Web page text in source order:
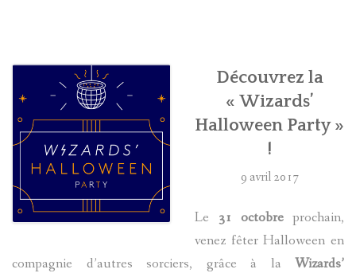
LES ACTEURS
J.K. ROWLING
PRODUITS DÉRIVÉS
A PROPOS
Découvrez la
« Wizards’
Halloween Party »
!
9 avril 2017
Le 31 octobre prochain,
venez fêter Halloween en
compagnie d’autres sorciers, grâce à la Wizards’